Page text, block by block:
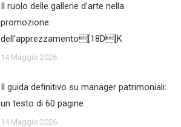
Il ruolo delle gallerie d’arte nella
promozione
dell’apprezzamento[18D[K
14 Maggio 2026
Il guida definitivo su manager patrimoniali:
un testo di 60 pagine
14 Maggio 2026